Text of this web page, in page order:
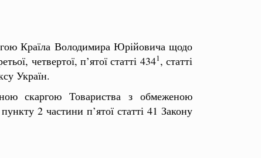
Країла Володимира Юрійовича щодо
четвертої, п’ятої статті 4341, статті
Україн.
скаргою Товариства з обмеженою
2 частини п’ятої статті 41 Закону